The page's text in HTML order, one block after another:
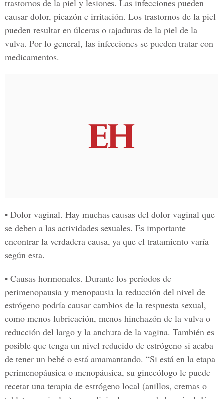
trastornos de la piel y lesiones. Las infecciones pueden
causar dolor, picazón e irritación. Los trastornos de la piel
pueden resultar en úlceras o rajaduras de la piel de la
vulva. Por lo general, las infecciones se pueden tratar con
medicamentos.
• Dolor vaginal. Hay muchas causas del dolor vaginal que
se deben a las actividades sexuales. Es importante
encontrar la verdadera causa, ya que el tratamiento varía
según esta.
• Causas hormonales. Durante los períodos de
perimenopausia y menopausia la reducción del nivel de
estrógeno podría causar cambios de la respuesta sexual,
como menos lubricación, menos hinchazón de la vulva o
reducción del largo y la anchura de la vagina. También es
posible que tenga un nivel reducido de estrógeno si acaba
de tener un bebé o está amamantando. “Si está en la etapa
perimenopáusica o menopáusica, su ginecólogo le puede
recetar una terapia de estrógeno local (anillos, cremas o